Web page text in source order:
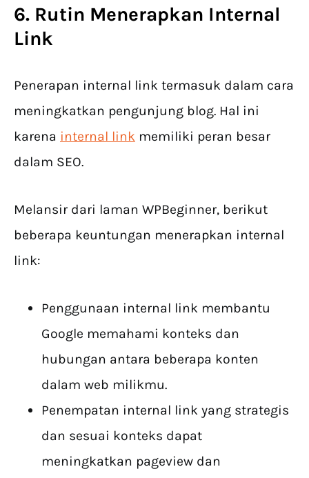
6. Rutin Menerapkan Internal
Link
Penerapan internal link termasuk dalam cara
meningkatkan pengunjung blog. Hal ini
karena internal link memiliki peran besar
dalam SEO.
Melansir dari laman WPBeginner, berikut
beberapa keuntungan menerapkan internal
link:
Penggunaan internal link membantu
Google memahami konteks dan
hubungan antara beberapa konten
dalam web milikmu.
Penempatan internal link yang strategis
dan sesuai konteks dapat
meningkatkan pageview dan